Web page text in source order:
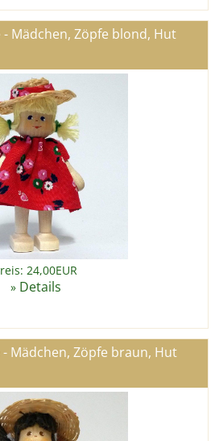
Mädchen, Zöpfe blond, Hut
24,00EUR
» Details
Mädchen, Zöpfe braun, Hut